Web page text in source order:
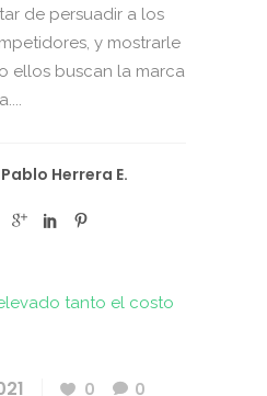
de persuadir a los
y mostrarle
ellos buscan la marca
Pablo Herrera E.
0
0